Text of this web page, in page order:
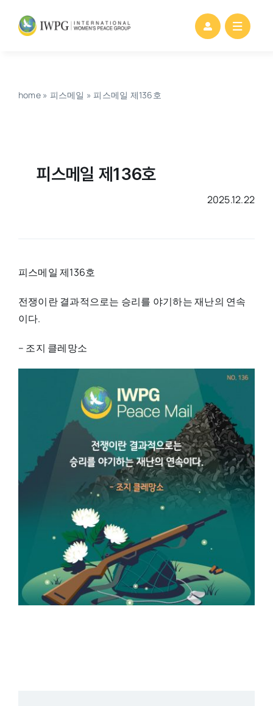
home» 피스메일 » 피스메일 제136호
피스메일 제136호
2025.12.22
피스메일 제136호
전쟁이란 결과적으로는 승리를 야기하는 재난의 연속
이다.
– 조지 클레망소